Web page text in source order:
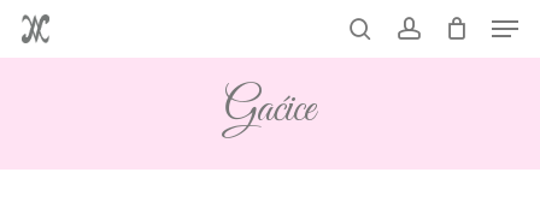
Skip
to
searchaccount
Korpa Close
Gaćice
Close